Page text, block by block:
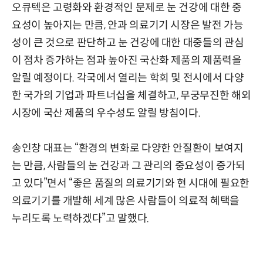
오큐텍은 고령화와 환경적인 문제로 눈 건강에 대한 중
요성이 높아지는 만큼, 안과 의료기기 시장은 발전 가능
성이 큰 것으로 판단하고 눈 건강에 대한 대중들의 관심
이 점차 증가하는 점과 높아진 국산화 제품의 제품력을
알릴 예정이다. 각국에서 열리는 학회 및 전시에서 다양
한 국가의 기업과 파트너십을 체결하고, 무궁무진한 해외
시장에 국산 제품의 우수성도 알릴 방침이다.
송인창 대표는 “환경의 변화로 다양한 안질환이 보여지
는 만큼, 사람들의 눈 건강과 그 관리의 중요성이 증가되
고 있다”면서 “좋은 품질의 의료기기와 현 시대에 필요한
의료기기를 개발해 세계 많은 사람들이 의료적 혜택을
누리도록 노력하겠다”고 말했다.